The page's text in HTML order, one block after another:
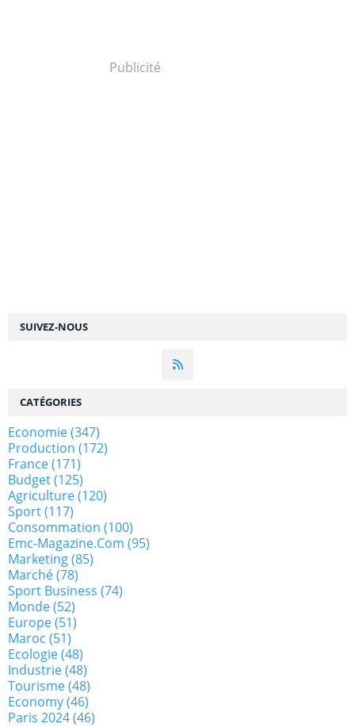
SUIVEZ-NOUS
Publicité
CATÉGORIES
Economie(347)
Production (172)
France(171)
Budget(125)
Agriculture(120)
Sport(117)
Consommation (100)
Emc-Magazine.com (95)
Marketing(85)
Marché(78)
Sport Business (74)
Monde(52)
Europe(51)
Maroc (51)
Ecologie(48)
Industrie(48)
Tourisme(48)
Economy(46)
Paris 2024(46)